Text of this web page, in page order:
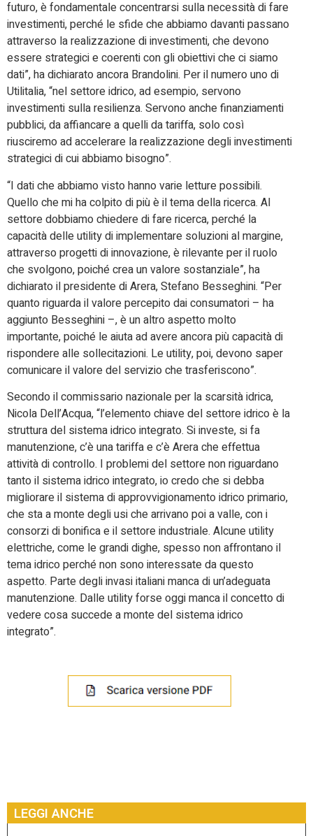
futuro, è fondamentale concentrarsi sulla necessità di fare
investimenti, perché le sfide che abbiamo davanti passano
attraverso la realizzazione di investimenti, che devono
essere strategici e coerenti con gli obiettivi che ci siamo
dati”, ha dichiarato ancora Brandolini. Per il numero uno di
Utilitalia, “nel settore idrico, ad esempio, servono
investimenti sulla resilienza. Servono anche finanziamenti
pubblici, da affiancare a quelli da tariffa, solo così
riusciremo ad accelerare la realizzazione degli investimenti
strategici di cui abbiamo bisogno”.
“I dati che abbiamo visto hanno varie letture possibili.
Quello che mi ha colpito di più è il tema della ricerca. Al
settore dobbiamo chiedere di fare ricerca, perché la
capacità delle utility di implementare soluzioni al margine,
attraverso progetti di innovazione, è rilevante per il ruolo
che svolgono, poiché crea un valore sostanziale”, ha
dichiarato il presidente di Arera, Stefano Besseghini. “Per
quanto riguarda il valore percepito dai consumatori – ha
aggiunto Besseghini –, è un altro aspetto molto
importante, poiché le aiuta ad avere ancora più capacità di
rispondere alle sollecitazioni. Le utility, poi, devono saper
comunicare il valore del servizio che trasferiscono”.
Secondo il commissario nazionale per la scarsità idrica,
Nicola Dell’Acqua, “l’elemento chiave del settore idrico è la
struttura del sistema idrico integrato. Si investe, si fa
manutenzione, c’è una tariffa e c’è Arera che effettua
attività di controllo. I problemi del settore non riguardano
tanto il sistema idrico integrato, io credo che si debba
migliorare il sistema di approvvigionamento idrico primario,
che sta a monte degli usi che arrivano poi a valle, con i
consorzi di bonifica e il settore industriale. Alcune utility
elettriche, come le grandi dighe, spesso non affrontano il
tema idrico perché non sono interessate da questo
aspetto. Parte degli invasi italiani manca di un’adeguata
manutenzione. Dalle utility forse oggi manca il concetto di
vedere cosa succede a monte del sistema idrico
integrato”.
LEGGI ANCHE